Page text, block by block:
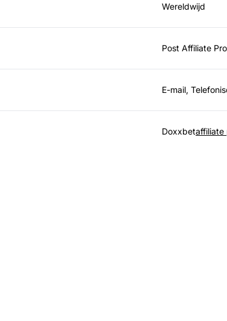
Wereldwijd
Post Affiliate Pro
E-mail,
Doxxbetaffiliate